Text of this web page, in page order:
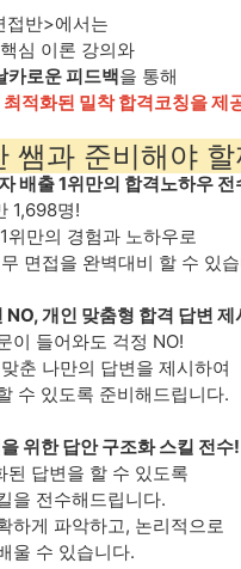
접반>에서는
심 이론 강의와
카로운 피드백을 통해
적화된 밀착 합격코칭을 제
쌤과 준비해야 할
배출 1위만의 합격노하우 전
1,698명!
위만의 경험과 노하우로
면접을 완벽대비 할 수 있
개인 맞춤형 합격 답변 제
이 들어와도 걱정 NO!
춘 나만의 답변을 제시하여
수 있도록 준비해드립니다.
위한 답안 구조화 스킬 전수!
된 답변을 할 수 있도록
을 전수해드립니다.
하게 파악하고, 논리적으로
울 수 있습니다.